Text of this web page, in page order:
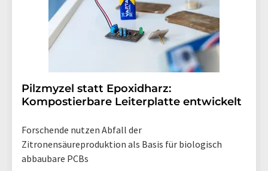
Pilzmyzel statt Epoxidharz:
Kompostierbare Leiterplatte entwickelt
Forschende nutzen Abfall der
Zitronensäureproduktion als Basis für biologisch
abbaubare PCBs